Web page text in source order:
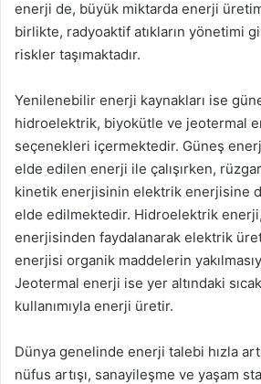
enerji de, büyük miktarda enerji
birlikte, radyoaktif atıkların yönetimi
riskler taşımaktadır.
Yenilenebilir enerji kaynakları ise
hidroelektrik, biyokütle ve jeotermal
seçenekleri içermektedir. Güneş
elde edilen enerji ile çalışırken,
kinetik enerjisinin elektrik enerjisine
elde edilmektedir. Hidroelektrik
enerjisinden faydalanarak elektrik
enerjisi organik maddelerin
Jeotermal enerji ise yer altındaki
kullanımıyla enerji üretir.
Dünya genelinde enerji talebi hızla
nüfus artışı, sanayileşme ve yaşam